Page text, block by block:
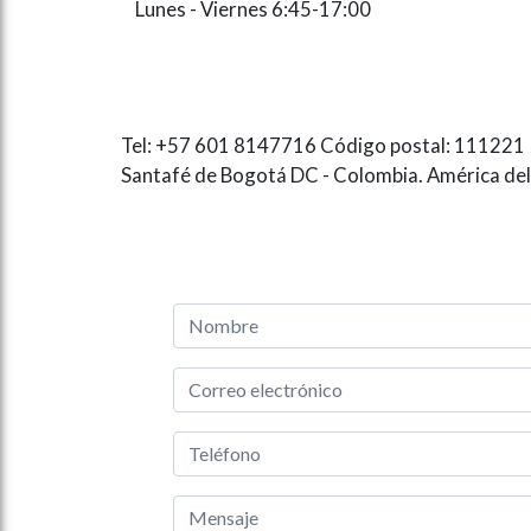
Lunes - Viernes 6:45-17:00
Tel: +57 601 8147716 Código postal: 111221
Santafé de Bogotá DC - Colombia. América